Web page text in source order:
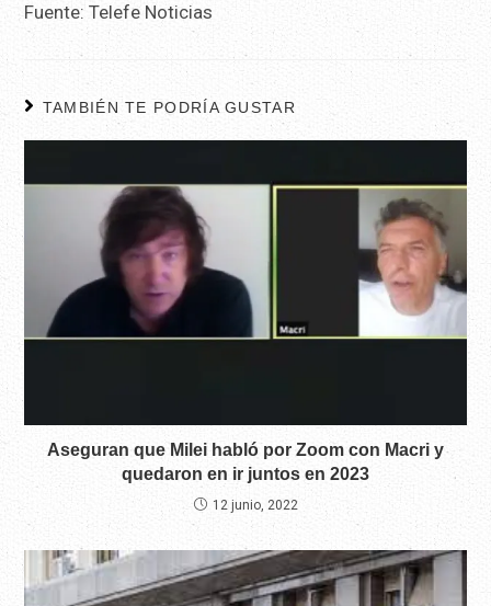
Fuente: Telefe Noticias
TAMBIÉN TE PODRÍA GUSTAR
Aseguran que Milei habló por Zoom con Macri y
quedaron en ir juntos en 2023
12 junio, 2022